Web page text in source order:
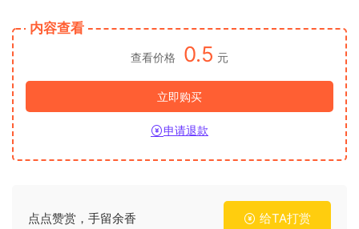
内容查看
查看价格 0.5 元
立即购买
申请退款
点点赞赏，手留余香 给TA打赏